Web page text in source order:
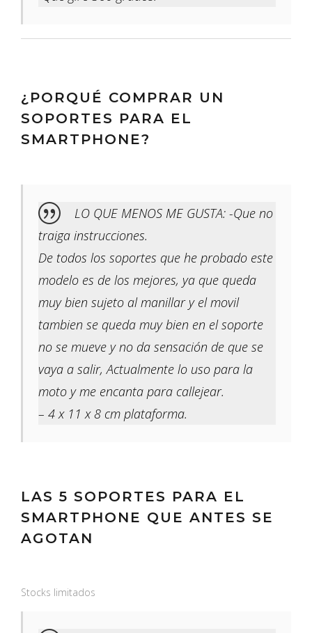
¿PORQUÉ COMPRAR UN
SOPORTES PARA EL
SMARTPHONE?
LO QUE MENOS ME GUSTA: -Que no
traiga instrucciones.
De todos los soportes que he probado este
modelo es de los mejores, ya que queda
muy bien sujeto al manillar y el movil
tambien se queda muy bien en el soporte
no se mueve y no da sensación de que se
vaya a salir, Actualmente lo uso para la
moto y me encanta para callejear.
– 4 x 11 x 8 cm plataforma.
LAS 5 SOPORTES PARA EL
SMARTPHONE QUE ANTES SE
AGOTAN
Stocks limitados